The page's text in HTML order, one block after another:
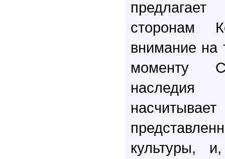
сторонам
внимание на
моменту
культуры,